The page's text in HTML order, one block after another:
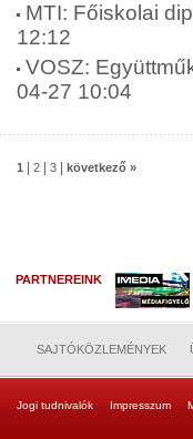
MTI: Főiskolai
12:12
VOSZ:
04-27 10:04
1 2 3 következő »
PARTNEREINK
SAJTÓKÖZLEMÉNYEK
Jogi tudnivalók Impresszum